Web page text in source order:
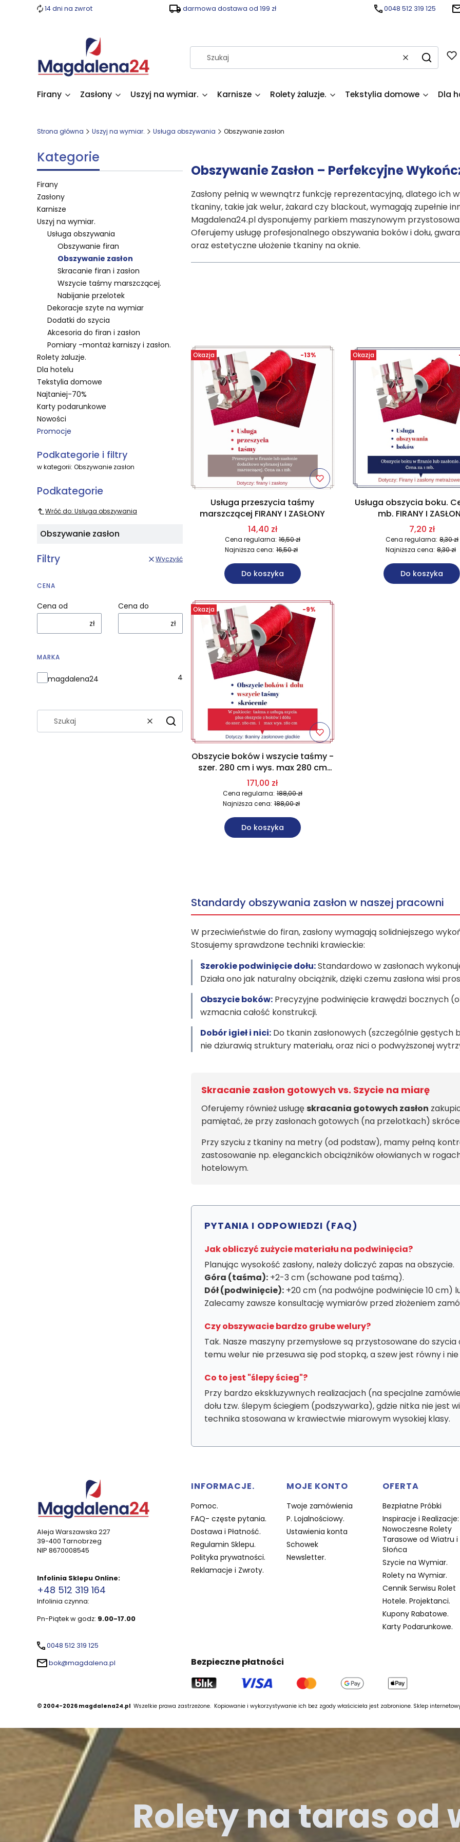
14 dni na zwrot darmowa dostawa od 199 zł 0048 512 319 125
WyczyśćSzukaj
Firany Zasłony Uszyj na wymiar. Karnisze Rolety żaluzje. Tekstylia domowe Dla
Strona główna Uszyj na wymiar. Usługa obszywania Obszywanie zasłon
Kategorie
Firany
Zasłony
Karnisze
Uszyj na wymiar.
Usługa obszywania
Obszywanie firan
Obszywanie zasłon
Skracanie firan i zasłon
Wszycie taśmy marszczącej.
Nabijanie przelotek
Dekoracje szyte na wymiar
Dodatki do szycia
Akcesoria do firan i zasłon
Pomiary -montaż karniszy i zasłon.
Rolety żaluzje.
Dla hotelu
Tekstylia domowe
Najtaniej-70%
Karty podarunkowe
Nowości
Promocje
Podkategorie i filtry
w kategorii: Obszywanie zasłon
Podkategorie
Wróć do: Usługa obszywania
Obszywanie zasłon
Filtry Wyczyść
CENA
Cena od
zł
Cena do
zł
MARKA
Marka
magdalena24 4
WyczyśćSzukaj
Obszywanie Zasłon – Perfekcyjne
Zasłony pełnią w wewnątrz funkcję reprezentacyjną, dlatego ich
tkaniny, takie jak welur, żakard czy blackout, wymagają zupełnie
Magdalena24.pl dysponujemy parkiem maszynowym
Oferujemy usługę profesjonalnego obszywania boków i dołu,
oraz estetyczne ułożenie tkaniny na oknie.
Okazja
Usługa przeszycia taśmy
marszczącej FIRANY I ZASŁONY
14,40 zł
Cena regularna: 16,50 zł
-13%
Najniższa cena: 16,50 zł
Do koszyka
Okazja
Usługa obszycia boku.
mb. FIRANY I
7,20 zł
Cena regularna: 8,30 zł
Najniższa cena: 8,30 zł
Do koszyka
Okazja
Obszycie boków i wszycie taśmy -
szer. 280 cm i wys. max 280 cm
TKANINY ZASŁONOWE METRAŻ
171,00 zł
Cena regularna: 188,00 zł
-9%
Najniższa cena: 188,00 zł
Do koszyka
Standardy obszywania zasłon w naszej pracowni
W przeciwieństwie do firan, zasłony wymagają solidniejszego
Stosujemy sprawdzone techniki krawieckie:
Szerokie podwinięcie dołu:Standardowo w zasłonach
Działa ono jak naturalny obciążnik, dzięki czemu zasłona wisi
Obszycie boków: Precyzyjne podwinięcie krawędzi bocznych
wzmacnia całość konstrukcji.
Dobór igieł i nici: Do tkanin zasłonowych (szczególnie
nie dziurawią struktury materiału, oraz nici o podwyższonej
Skracanie zasłon gotowych vs. Szycie na miarę
Oferujemy również usługę skracania gotowych zasłon
pamiętać, że przy zasłonach gotowych (na przelotkach)
Przy szyciu z tkaniny na metry (od podstaw), mamy pełną
zastosowanie np. eleganckich obciążników ołowianych w
hotelowym.
PYTANIA I ODPOWIEDZI (FAQ)
Jak obliczyć zużycie materiału na podwinięcia?
Planując wysokość zasłony, należy doliczyć zapas na obszycie.
Góra (taśma): +2-3 cm (schowane pod taśmą).
Dół (podwinięcie): +20 cm (na podwójne podwinięcie 10 cm)
Zalecamy zawsze konsultację wymiarów przed złożeniem
Czy obszywacie bardzo grube welury?
Tak. Nasze maszyny przemysłowe są przystosowane do
temu welur nie przesuwa się pod stopką, a szew jest równy i
Co to jest "ślepy ścieg"?
Przy bardzo ekskluzywnych realizacjach (na specjalne
dołu tzw. ślepym ściegiem (podszywarka), gdzie nitka nie jest
technika stosowana w krawiectwie miarowym wysokiej klasy.
Aleja Warszawska 227
39-400 Tarnobrzeg
NIP 8670008545
Infolinia Sklepu Online:
+48 512 319 164
Infolinia czynna:
Pn-Piątek w godz: 9.00-17.00
0048 512 319 125
bok@magdalena.pl
Linki w stopce
INFORMACJE.
Pomoc.
FAQ- częste pytania.
Dostawa i Płatność.
Regulamin Sklepu.
Polityka prywatności.
Reklamacje i Zwroty.
MOJE KONTO
Twoje zamówienia
P. Lojalnościowy.
Ustawienia konta
Schowek
Newsletter.
OFERTA
Bezpłatne Próbki
Inspiracje i Realizacje:
Nowoczesne Rolety
Tarasowe od Wiatru i
Słońca
Szycie na Wymiar.
Rolety na Wymiar.
Cennik Serwisu Rolet
Hotele. Projektanci.
Kupony Rabatowe.
Karty Podarunkowe.
Bezpieczne płatności
© 2004-2026 magdalena24.pl Wszelkie prawa zastrzeżone. Kopiowanie i wykorzystywanie ich bez zgody właściciela jest zabronione. Sklep
Rolety na taras od